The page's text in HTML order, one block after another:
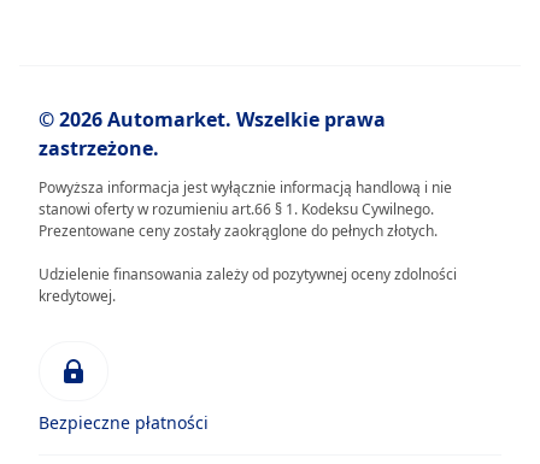
© 2026 Automarket. Wszelkie prawa
zastrzeżone.
Powyższa informacja jest wyłącznie informacją handlową i nie
stanowi oferty w rozumieniu art.66 § 1. Kodeksu Cywilnego.
Prezentowane ceny zostały zaokrąglone do pełnych złotych.
Udzielenie finansowania zależy od pozytywnej oceny zdolności
kredytowej.
Bezpieczne płatności